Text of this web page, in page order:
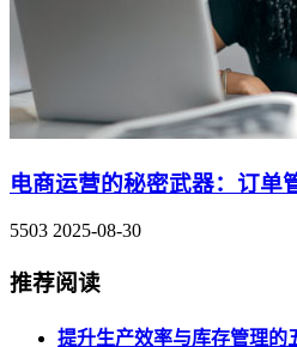
电商运营的秘密武器：订单
5503 2025-08-30
推荐阅读
提升生产效率与库存管理的